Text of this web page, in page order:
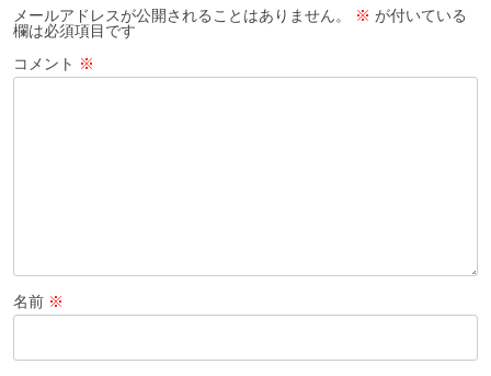
シ
ョ
ン
メールアドレスが公開されることはありません。 ※ が付いている
欄は必須項目です
コメント ※
名前 ※